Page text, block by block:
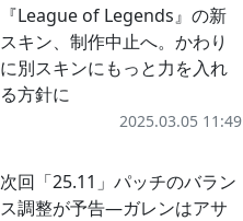
『League of Legends』の新
スキン、制作中止へ。かわり
に別スキンにもっと力を入れ
る方針に
2025.03.05 11:49
次回「25.11」パッチのバラン
ス調整が予告―ガレンはアサ